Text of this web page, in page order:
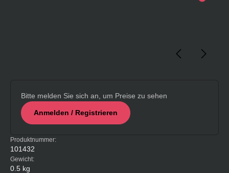
Bitte melden Sie sich an, um Preise zu sehen
Anmelden / Registrieren
Produktnummer:
101432
Gewicht:
0.5 kg